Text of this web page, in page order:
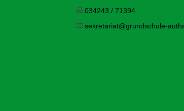
034243 / 71394
s kr t r t gr ndsch l - th